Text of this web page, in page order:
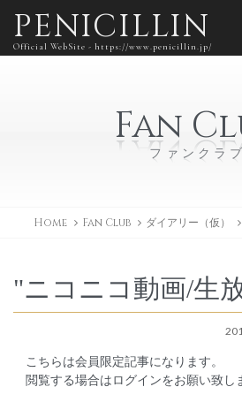
PENICILLIN
Official WebSite - https://www.penicillin.jp/
Fan
ファンクラブ
Home Fan Club ダイアリー（仮）
"ニコニコ動画/生
こちらは会員限定記事になります。
閲覧する場合はログインをお願い致し